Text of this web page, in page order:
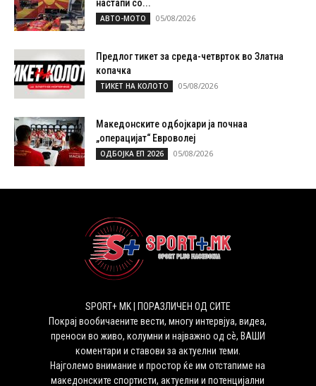
настапи со...
АВТО-МОТО 05/08/2026
Предлог тикет за среда-четврток во Златна
копачка
ТИКЕТ НА КОЛОТО 05/08/2026
Македонските одбојкари ја почнаа
„операцијат“ Евроволеј
ОДБОЈКА ЕП 2026 05/08/2026
SPORT+ MK | ПОРАЗЛИЧЕН ОД СИТЕ
Покрај вообичаените вести, многу интервјуа, видеа,
преноси во живо, колумни и најважно од сѐ, ВАШИ
коментари и ставови за актуелни теми.
Најголемо внимание и простор ќе им отстапиме на
македонските спортисти, актуелни и потенцијални